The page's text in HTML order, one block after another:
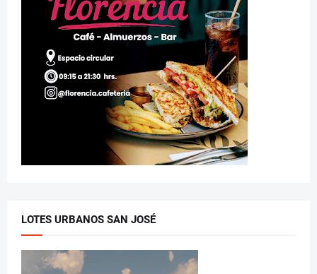
LOTES URBANOS SAN JOSÉ